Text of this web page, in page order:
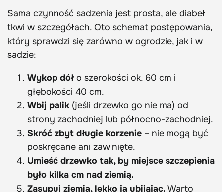
Sama czynność sadzenia jest prosta, ale diabeł
tkwi w szczegółach. Oto schemat postępowania,
który sprawdzi się zarówno w ogrodzie, jak i w
sadzie:
Wykop dóło szerokości ok. 60 cm i
głębokości 40 cm.
Wbij palik (jeśli drzewko go nie ma) od
strony zachodniej lub północno-zachodniej.
Skróć zbyt długie korzenie – nie mogą być
poskręcane ani zawinięte.
Umieść drzewko tak, by miejsce szczepienia
było kilka cm nad ziemią.
Zasypuj ziemią, lekko ją ubijając. Warto